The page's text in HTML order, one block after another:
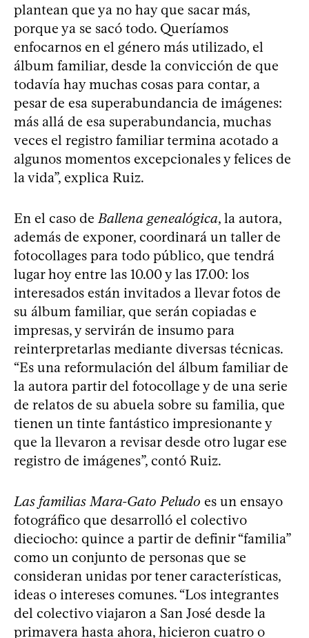
plantean que ya no hay que sacar más,
porque ya se sacó todo. Queríamos
enfocarnos en el género más utilizado, el
álbum familiar, desde la convicción de que
todavía hay muchas cosas para contar, a
pesar de esa superabundancia de imágenes:
más allá de esa superabundancia, muchas
veces el registro familiar termina acotado a
algunos momentos excepcionales y felices de
la vida”, explica Ruiz.
En el caso de Ballena genealógica, la autora,
además de exponer, coordinará un taller de
fotocollages para todo público, que tendrá
lugar hoy entre las 10.00 y las 17.00: los
interesados están invitados a llevar fotos de
su álbum familiar, que serán copiadas e
impresas, y servirán de insumo para
reinterpretarlas mediante diversas técnicas.
“Es una reformulación del álbum familiar de
la autora partir del fotocollage y de una serie
de relatos de su abuela sobre su familia, que
tienen un tinte fantástico impresionante y
que la llevaron a revisar desde otro lugar ese
registro de imágenes”, contó Ruiz.
Las familias Mara-Gato Peludo es un ensayo
fotográfico que desarrolló el colectivo
dieciocho: quince a partir de definir “familia”
como un conjunto de personas que se
consideran unidas por tener características,
ideas o intereses comunes. “Los integrantes
del colectivo viajaron a San José desde la
primavera hasta ahora, hicieron cuatro o